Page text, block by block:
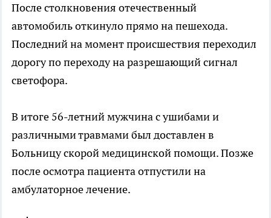
После столкновения отечественный
автомобиль откинуло прямо на пешехода.
Последний на момент происшествия переходил
дорогу по переходу на разрешающий сигнал
светофора.
В итоге 56-летний мужчина с ушибами и
различными травмами был доставлен в
Больницу скорой медицинской помощи. Позже
после осмотра пациента отпустили на
амбулаторное лечение.